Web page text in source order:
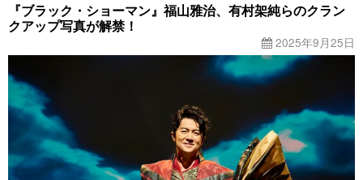
『ブラック・ショーマン』福山雅治、有村架純らのクラン
クアップ写真が解禁！
2025年9月25日